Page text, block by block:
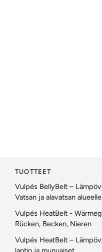
TUOTTEET
Vulpés BellyBelt –
Vatsan ja alavatsan alueelle
Vulpés HeatBelt -
Rücken, Becken, Nieren
Vulpés HeatBelt –